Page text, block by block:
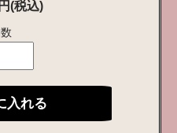
(税込)
入れる